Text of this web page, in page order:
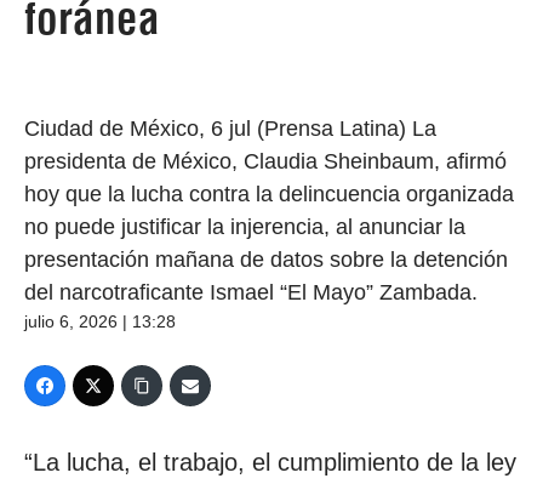
foránea
Ciudad de México, 6 jul (Prensa Latina) La
presidenta de México, Claudia Sheinbaum, afirmó
hoy que la lucha contra la delincuencia organizada
no puede justificar la injerencia, al anunciar la
presentación mañana de datos sobre la detención
del narcotraficante Ismael “El Mayo” Zambada.
julio 6, 2026 | 13:28
“La lucha, el trabajo, el cumplimiento de la ley